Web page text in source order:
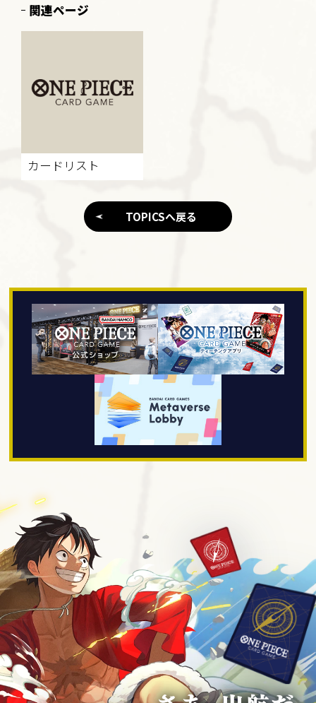
関連ページ
カードリスト
TOPICSへ戻る